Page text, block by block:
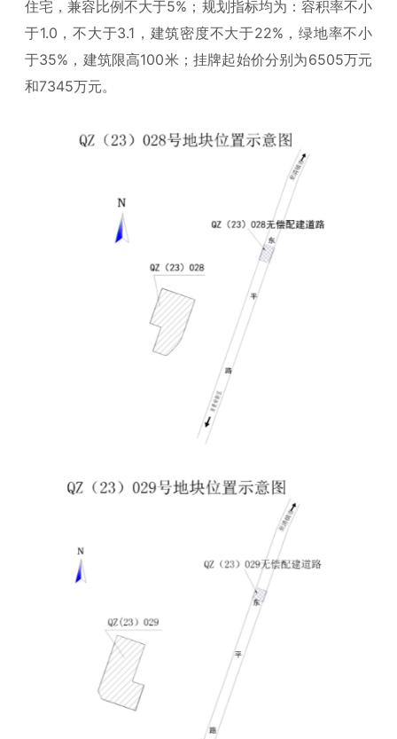
住宅，兼容比例不大于5%；规划指标均为：容积率不小
于1.0，不大于3.1，建筑密度不大于22%，绿地率不小
于35%，建筑限高100米；挂牌起始价分别为6505万元
和7345万元。